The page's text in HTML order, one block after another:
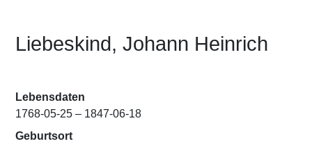
Liebeskind, Johann Heinrich
Lebensdaten
1768-05-25 – 1847-06-18
Geburtsort